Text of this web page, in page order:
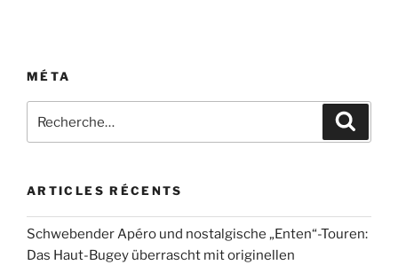
MÉTA
pour
ARTICLES RÉCENTS
Schwebender Apéro und nostalgische „Enten“-Touren:
Das Haut-Bugey überrascht mit originellen